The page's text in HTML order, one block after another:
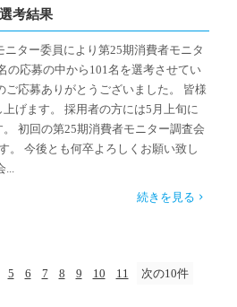
考結果
ター委員により第25期消費者モニタ
の応募の中から101名を選考させてい
ご応募ありがとうございました。 皆様
げます。 採用者の方には5月上旬に
初回の第25期消費者モニター調査会
。 今後とも何卒よろしくお願い致し
...
続きを見る
5 6 7 8 9 10 11 次の10件